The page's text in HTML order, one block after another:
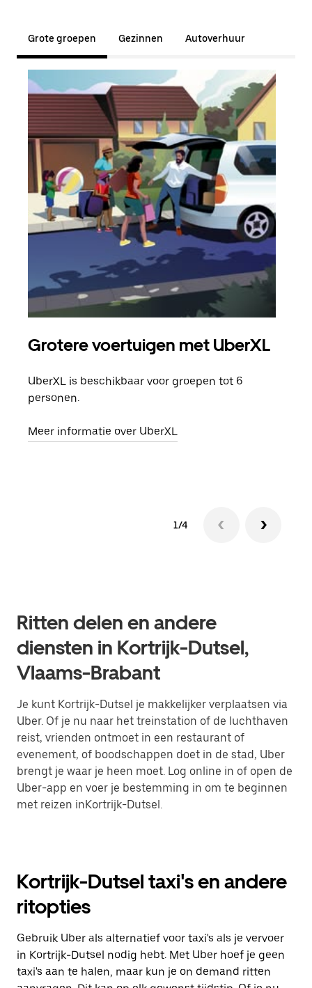
Grote groepen Gezinnen Autoverhuur
Grotere voertuigen met UberXL
UberXL is beschikbaar voor groepen tot 6
personen.
Meer informatie over UberXL
1/4
Ritten delen en andere
diensten in Kortrijk-Dutsel,
Vlaams-Brabant
Je kunt Kortrijk-Dutsel je makkelijker verplaatsen via
Uber. Of je nu naar het treinstation of de luchthaven
reist, vrienden ontmoet in een restaurant of
evenement, of boodschappen doet in de stad, Uber
brengt je waar je heen moet. Log online in of open de
Uber-app en voer je bestemming in om te beginnen
met reizen inKortrijk-Dutsel.
Kortrijk-Dutsel taxi's en andere
ritopties
Gebruik Uber als alternatief voor taxi's als je vervoer
in Kortrijk-Dutsel nodig hebt. Met Uber hoef je geen
taxi's aan te halen, maar kun je on demand ritten